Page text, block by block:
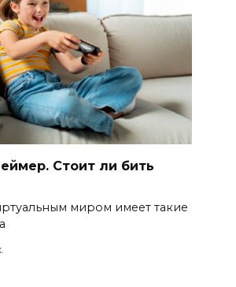
Стоит ли бить
миром имеет такие